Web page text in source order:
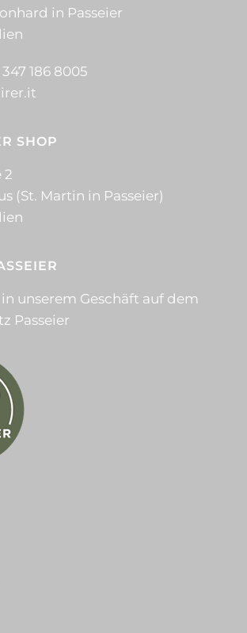
in Passeier
186 8005
SHOP
2
(St. Martin in Passeier)
unserem Geschäft auf dem
Passeier